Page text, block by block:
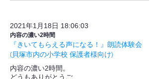
2021年1月18日 18:06:03
内容の濃い2時間
『きいてもらえる声になる！』朗読体験会
(貝塚市内の小学校 保護者様向け)
内容の濃い2時間。
どうもありがとうご